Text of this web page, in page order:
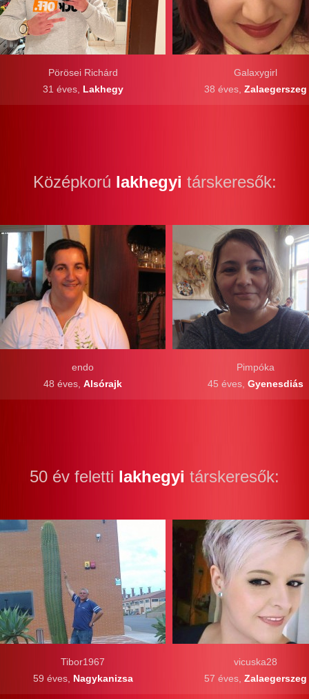
Galaxygirl
38 éves, Zalaegerszeg
Pörösei Richárd
31 éves, Lakhegy
Középkorú lakhegyi társkeresők:
endo
48 éves, Alsórajk
Pimpóka
45 éves, Gyenesdiás
50 év feletti lakhegyi társkeresők:
vicuska28
57 éves, Zalaegerszeg
Tibor1967
59 éves, Nagykanizsa